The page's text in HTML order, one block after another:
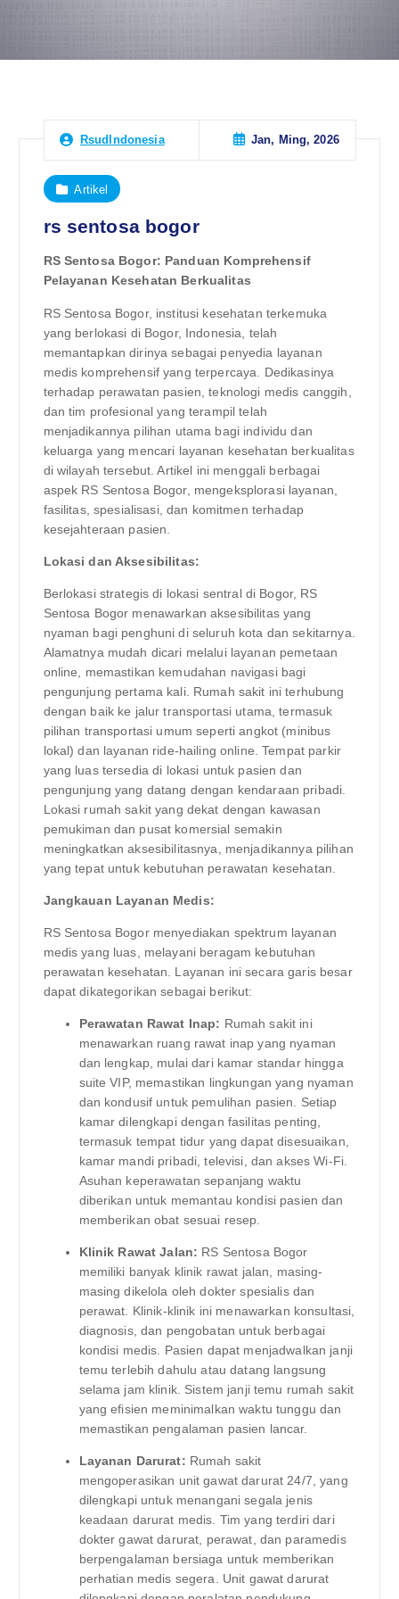
RsudIndonesia Jan, Ming, 2026
Artikel
rs sentosa bogor
RS Sentosa Bogor: Panduan Komprehensif
Pelayanan Kesehatan Berkualitas
RS Sentosa Bogor, institusi kesehatan terkemuka
yang berlokasi di Bogor, Indonesia, telah
memantapkan dirinya sebagai penyedia layanan
medis komprehensif yang terpercaya. Dedikasinya
terhadap perawatan pasien, teknologi medis canggih,
dan tim profesional yang terampil telah
menjadikannya pilihan utama bagi individu dan
keluarga yang mencari layanan kesehatan berkualitas
di wilayah tersebut. Artikel ini menggali berbagai
aspek RS Sentosa Bogor, mengeksplorasi layanan,
fasilitas, spesialisasi, dan komitmen terhadap
kesejahteraan pasien.
Lokasi dan Aksesibilitas:
Berlokasi strategis di lokasi sentral di Bogor, RS
Sentosa Bogor menawarkan aksesibilitas yang
nyaman bagi penghuni di seluruh kota dan sekitarnya.
Alamatnya mudah dicari melalui layanan pemetaan
online, memastikan kemudahan navigasi bagi
pengunjung pertama kali. Rumah sakit ini terhubung
dengan baik ke jalur transportasi utama, termasuk
pilihan transportasi umum seperti angkot (minibus
lokal) dan layanan ride-hailing online. Tempat parkir
yang luas tersedia di lokasi untuk pasien dan
pengunjung yang datang dengan kendaraan pribadi.
Lokasi rumah sakit yang dekat dengan kawasan
pemukiman dan pusat komersial semakin
meningkatkan aksesibilitasnya, menjadikannya pilihan
yang tepat untuk kebutuhan perawatan kesehatan.
Jangkauan Layanan Medis:
RS Sentosa Bogor menyediakan spektrum layanan
medis yang luas, melayani beragam kebutuhan
perawatan kesehatan. Layanan ini secara garis besar
dapat dikategorikan sebagai berikut:
Perawatan Rawat Inap: Rumah sakit ini
menawarkan ruang rawat inap yang nyaman
dan lengkap, mulai dari kamar standar hingga
suite VIP, memastikan lingkungan yang nyaman
dan kondusif untuk pemulihan pasien. Setiap
kamar dilengkapi dengan fasilitas penting,
termasuk tempat tidur yang dapat disesuaikan,
kamar mandi pribadi, televisi, dan akses Wi-Fi.
Asuhan keperawatan sepanjang waktu
diberikan untuk memantau kondisi pasien dan
memberikan obat sesuai resep.
Klinik Rawat Jalan: RS Sentosa Bogor
memiliki banyak klinik rawat jalan, masing-
masing dikelola oleh dokter spesialis dan
perawat. Klinik-klinik ini menawarkan konsultasi,
diagnosis, dan pengobatan untuk berbagai
kondisi medis. Pasien dapat menjadwalkan janji
temu terlebih dahulu atau datang langsung
selama jam klinik. Sistem janji temu rumah sakit
yang efisien meminimalkan waktu tunggu dan
memastikan pengalaman pasien lancar.
Layanan Darurat: Rumah sakit
mengoperasikan unit gawat darurat 24/7, yang
dilengkapi untuk menangani segala jenis
keadaan darurat medis. Tim yang terdiri dari
dokter gawat darurat, perawat, dan paramedis
berpengalaman bersiaga untuk memberikan
perhatian medis segera. Unit gawat darurat